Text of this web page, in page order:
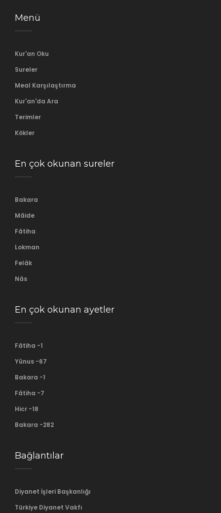
Menü
Kur'an Oku
Sureler
Meal Karşılaştırma
Kur'an'da Ara
Terimler
Kökler
En çok okunan sureler
Bakara
Mâide
Fâtiha
Lokman
Felâk
Nâs
En çok okunan ayetler
Fâtiha -1
Yûnus -67
Bakara -1
Fâtiha -7
Hicr -18
Bakara -282
Bağlantılar
Diyanet İşleri Başkanlığı
Türkiye Diyanet Vakfı